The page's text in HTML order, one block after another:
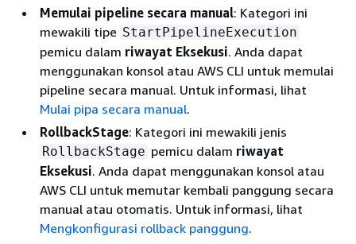
Memulai pipeline secara manual: Kategori ini
mewakili tipe StartPipelineExecution
pemicu dalam riwayat Eksekusi. Anda dapat
menggunakan konsol atau AWS CLI untuk memulai
pipeline secara manual. Untuk informasi, lihat
Mulai pipa secara manual.
RollbackStage: Kategori ini mewakili jenis
RollbackStage pemicu dalam riwayat
Eksekusi. Anda dapat menggunakan konsol atau
AWS CLI untuk memutar kembali panggung secara
manual atau otomatis. Untuk informasi, lihat
Mengkonfigurasi rollback panggung.